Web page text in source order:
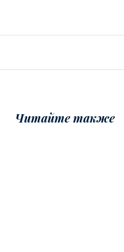
Читайте также